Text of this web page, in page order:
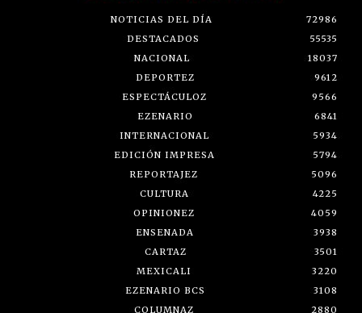
NOTICIAS DEL DÍA
72986
DESTACADOS
55535
NACIONAL
18037
DEPORTEZ
9612
ESPECTÁCULOZ
9566
EZENARIO
6841
INTERNACIONAL
5934
EDICIÓN IMPRESA
5794
REPORTAJEZ
5096
CULTURA
4225
OPINIONEZ
4059
ENSENADA
3938
CARTAZ
3501
MEXICALI
3220
EZENARIO BCS
3108
COLUMNAZ
2880